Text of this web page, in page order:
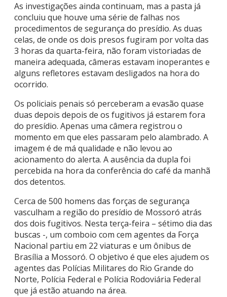
As investigações ainda continuam, mas a pasta já
concluiu que houve uma série de falhas nos
procedimentos de segurança do presídio. As duas
celas, de onde os dois presos fugiram por volta das
3 horas da quarta-feira, não foram vistoriadas de
maneira adequada, câmeras estavam inoperantes e
alguns refletores estavam desligados na hora do
ocorrido.
Os policiais penais só perceberam a evasão quase
duas depois depois de os fugitivos já estarem fora
do presídio. Apenas uma câmera registrou o
momento em que eles passaram pelo alambrado. A
imagem é de má qualidade e não levou ao
acionamento do alerta. A ausência da dupla foi
percebida na hora da conferência do café da manhã
dos detentos.
Cerca de 500 homens das forças de segurança
vasculham a região do presídio de Mossoró atrás
dos dois fugitivos. Nesta terça-feira – sétimo dia das
buscas -, um comboio com cem agentes da Força
Nacional partiu em 22 viaturas e um ônibus de
Brasília a Mossoró. O objetivo é que eles ajudem os
agentes das Polícias Militares do Rio Grande do
Norte, Polícia Federal e Polícia Rodoviária Federal
que já estão atuando na área.